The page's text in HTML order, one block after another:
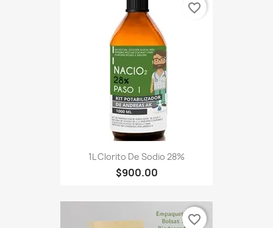
1L Clorito De Sodio 28%
$900.00
favorite_border
favorite_border